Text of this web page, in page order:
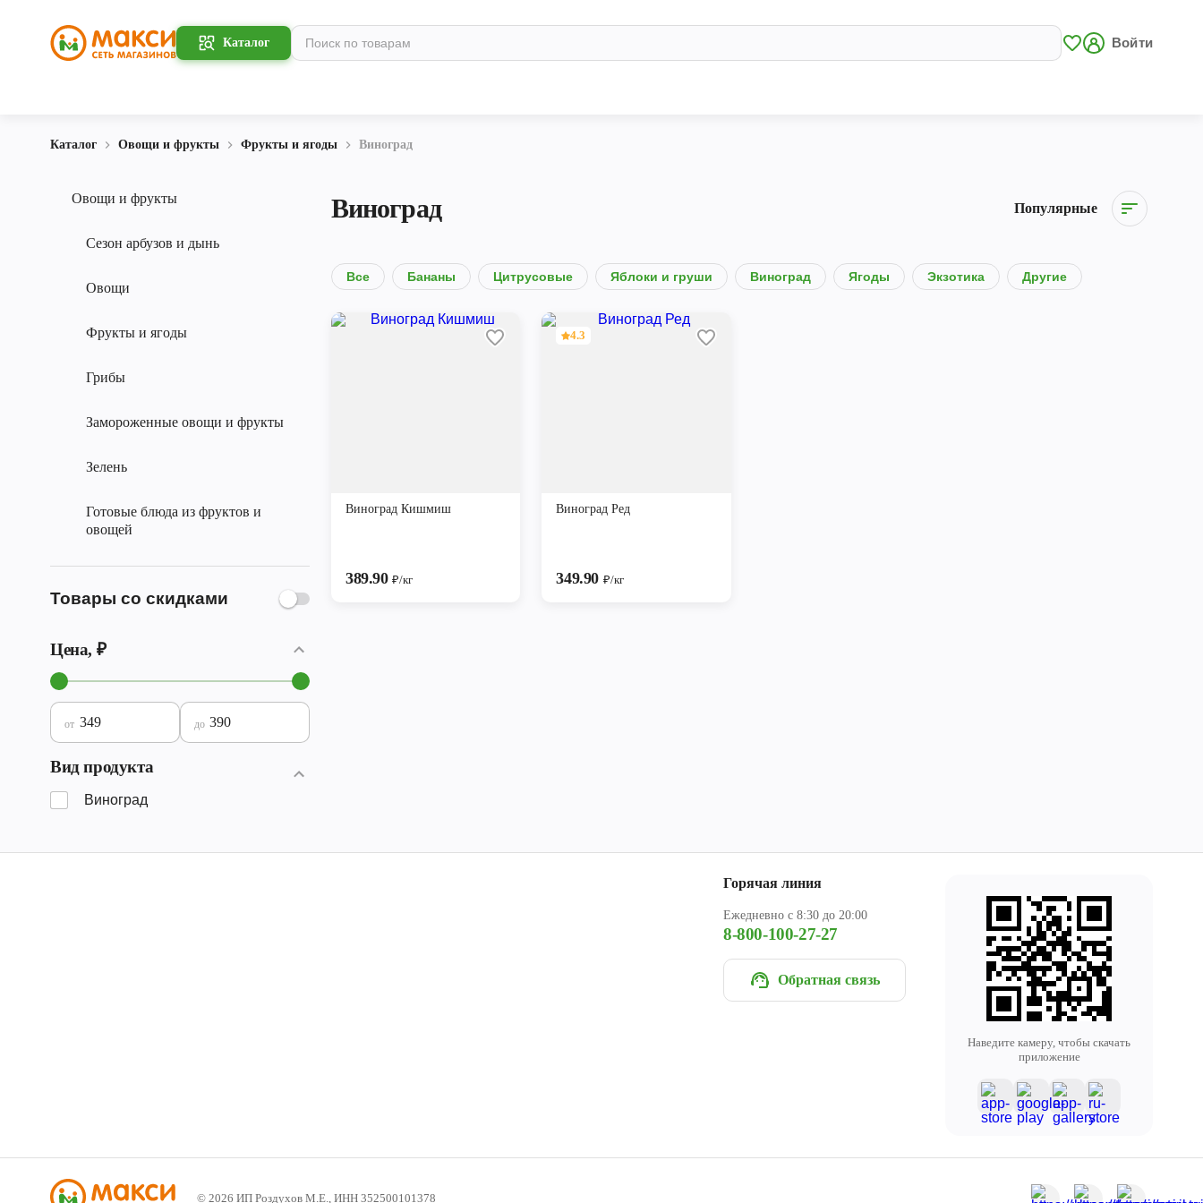
Каталог Войти
Каталог Овощи и фрукты Фрукты и ягоды Виноград
Овощи и фрукты
Сезон арбузов и дынь
Овощи
Фрукты и ягоды
Грибы
Замороженные овощи и фрукты
Зелень
Готовые блюда из фруктов и
овощей
Товары со скидками
Цена, ₽
от до
Вид продукта
Виноград
Виноград Популярные
Все Бананы Цитрусовые Яблоки и груши Виноград Ягоды Экзотика Другие
Виноград Кишмиш
389.90₽/кг
4.3
Виноград Ред
349.90 ₽/кг
Горячая линия
Ежедневно с 8:30 до 20:00
8-800-100-27-27
Обратная связь
Наведите камеру, чтобы скачать
приложение
© 2026 ИП Роздухов М.Е., ИНН 352500101378